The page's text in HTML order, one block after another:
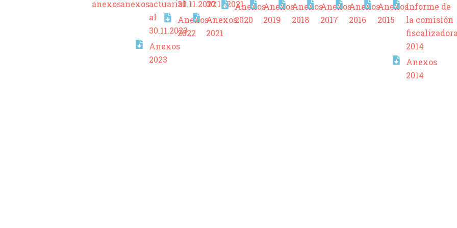
anexosanexosactuarial
al
30.11.2023
Anexos
2023
30.11.2022
Anexos
2022
30.11.2021
Anexos
2021
Anexos
2020
Anexos
2019
Anexos
2018
Anexos
2017
Anexos
2016
Anexos
2015
Informe de
la comisión
2014
Anexos
2014